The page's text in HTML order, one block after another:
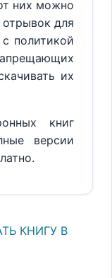
них можно
для
политикой
их
книг
версии
КНИГУ В